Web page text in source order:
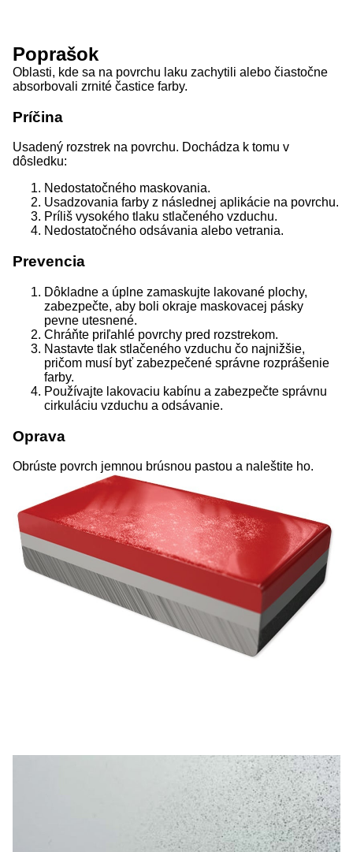
Poprašok
Oblasti, kde sa na povrchu laku zachytili alebo čiastočne
absorbovali zrnité častice farby.
Príčina
Usadený rozstrek na povrchu. Dochádza k tomu v
dôsledku:
Nedostatočného maskovania.
Usadzovania farby z následnej aplikácie na povrchu.
Príliš vysokého tlaku stlačeného vzduchu.
Nedostatočného odsávania alebo vetrania.
Prevencia
Dôkladne a úplne zamaskujte lakované plochy,
zabezpečte, aby boli okraje maskovacej pásky
pevne utesnené.
Chráňte priľahlé povrchy pred rozstrekom.
Nastavte tlak stlačeného vzduchu čo najnižšie,
pričom musí byť zabezpečené správne rozprášenie
farby.
Používajte lakovaciu kabínu a zabezpečte správnu
cirkuláciu vzduchu a odsávanie.
Oprava
Obrúste povrch jemnou brúsnou pastou a naleštite ho.